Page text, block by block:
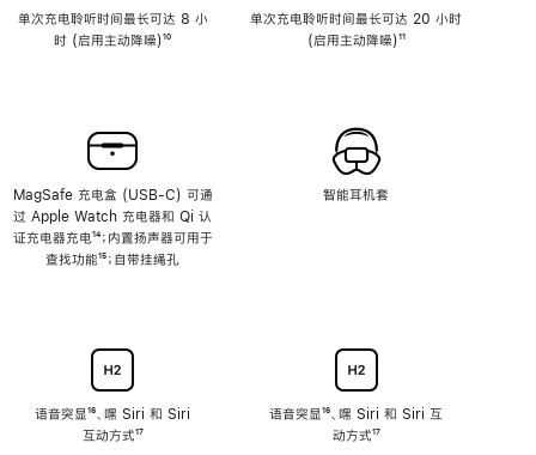
单次充电聆听时间最长可达 8 小
时 (启用主动降噪)脚
¹⁰
MagSafe 充电盒 (USB-C) 可通
过 Apple Watch 充电器和 Qi 认
证充电器充电脚
注
¹⁴；内置扬声器可用于
查找功能脚
¹⁵；自带挂绳孔
语音突显脚
注
¹⁶、嘿 Siri 和 Siri
互动方式脚
¹⁷
单次充电聆听时间最长可达 20 小时
(启用主动降噪)脚
¹¹
智能耳机套
语音突显脚
注
¹⁶、嘿 Siri 和 Siri 互
动方式脚
¹⁷